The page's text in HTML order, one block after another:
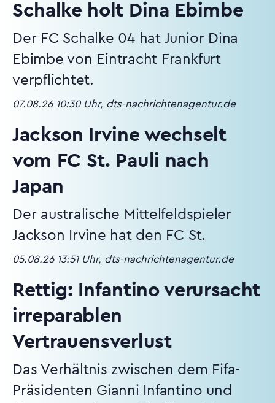
Schalke holt Dina Ebimbe
Der FC Schalke 04 hat Junior Dina
Ebimbe von Eintracht Frankfurt
verpflichtet.
07.08.26 10:30 Uhr, dts-nachrichtenagentur.de
Jackson Irvine wechselt
vom FC St. Pauli nach
Japan
Der australische Mittelfeldspieler
Jackson Irvine hat den FC St.
05.08.26 13:51 Uhr, dts-nachrichtenagentur.de
Rettig: Infantino verursacht
irreparablen
Vertrauensverlust
Das Verhältnis zwischen dem Fifa-
Präsidenten Gianni Infantino und